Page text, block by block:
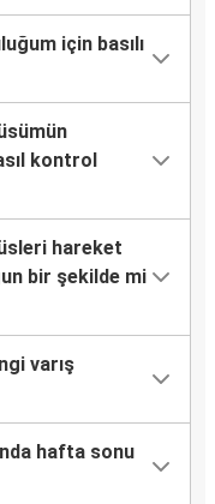
için basılı
kontrol
hareket
bir şekilde mi
varış
hafta sonu